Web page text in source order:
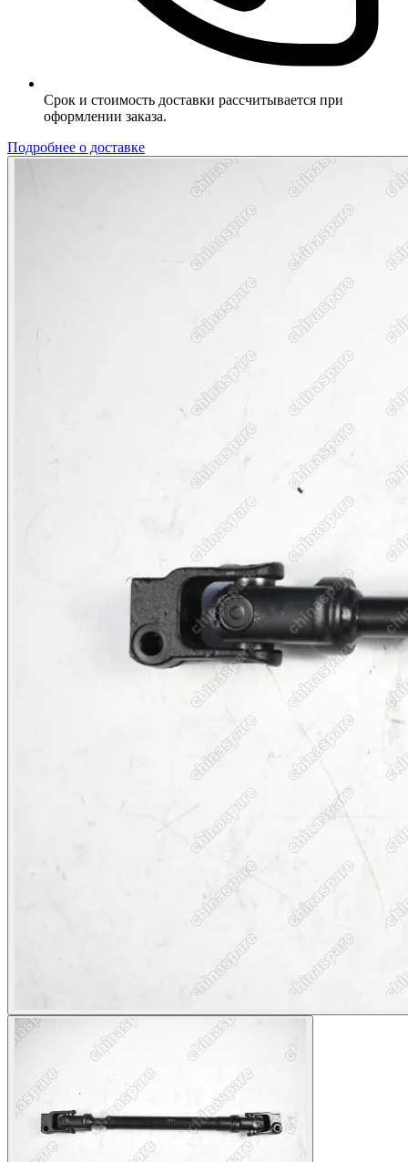
Срок и стоимость доставки рассчитывается при
оформлении заказа.
Подробнее о доставке